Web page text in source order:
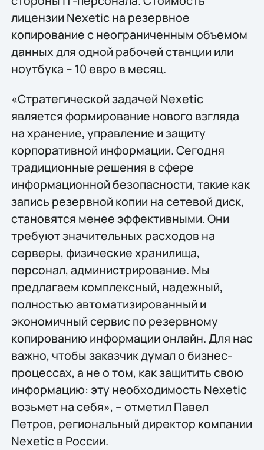
лицензии Nexetic на резервное
копирование с неограниченным объемом
данных для одной рабочей станции или
ноутбука – 10 евро в месяц.
«Стратегической задачей Nexetic
является формирование нового взгляда
на хранение, управление и защиту
корпоративной информации. Сегодня
традиционные решения в сфере
информационной безопасности, такие как
запись резервной копии на сетевой диск,
становятся менее эффективными. Они
требуют значительных расходов на
серверы, физические хранилища,
персонал, администрирование. Мы
предлагаем комплексный, надежный,
полностью автоматизированный и
экономичный сервис по резервному
копированию информации онлайн. Для нас
важно, чтобы заказчик думал о бизнес-
процессах, а не о том, как защитить свою
информацию: эту необходимость Nexetic
возьмет на себя», – отметил Павел
Петров, региональный директор компании
Nexetic в России.